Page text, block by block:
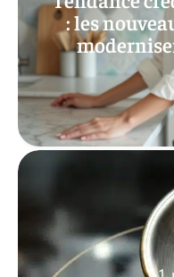
: les